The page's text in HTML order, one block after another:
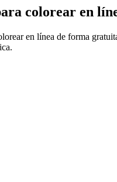
colorear en
en línea de forma